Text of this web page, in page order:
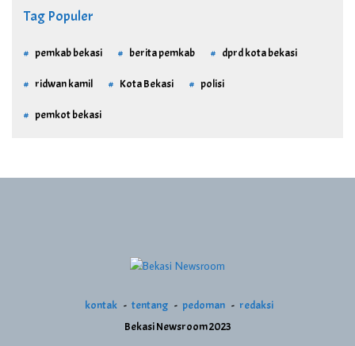
Tag Populer
pemkab bekasi berita pemkab dprd kota bekasi
ridwan kamil Kota Bekasi polisi
pemkot bekasi
kontak tentang pedoman
redaksi
Bekasi Newsroom 2023